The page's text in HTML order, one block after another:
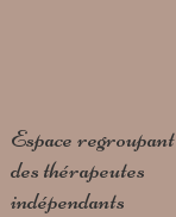
Espace regroupant
des thérapeutes
indépendants